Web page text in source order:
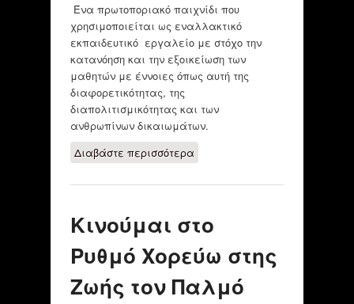
Ένα πρωτοποριακό παιχνίδι που
χρησιμοποιείται ως εναλλακτικό
εκπαιδευτικό εργαλείο με στόχο την
κατανόηση και την εξοικείωση των
μαθητών με έννοιες όπως αυτή της
διαφορετικότητας, της
διαπολιτισμικότητας και των
ανθρωπίνων δικαιωμάτων.
Διαβάστε περισσότεραγια ΠΑΙΧΝΙΔΙ
VOLCANO"
Κινούμαι στο
Ρυθμό Χορεύω στης
Ζωής τον Παλμό